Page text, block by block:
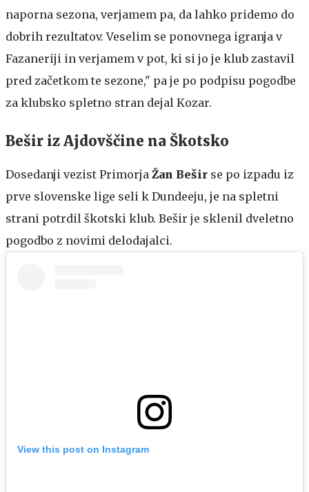
naporna sezona, verjamem pa, da lahko pridemo do
dobrih rezultatov. Veselim se ponovnega igranja v
Fazaneriji in verjamem v pot, ki si jo je klub zastavil
pred začetkom te sezone," pa je po podpisu pogodbe
za klubsko spletno stran dejal Kozar.
Bešir iz Ajdovščine na Škotsko
Dosedanji vezist Primorja Žan Bešir se po izpadu iz
prve slovenske lige seli k Dundeeju, je na spletni
strani potrdil škotski klub. Bešir je sklenil dveletno
pogodbo z novimi delodajalci.
View this post on Instagram